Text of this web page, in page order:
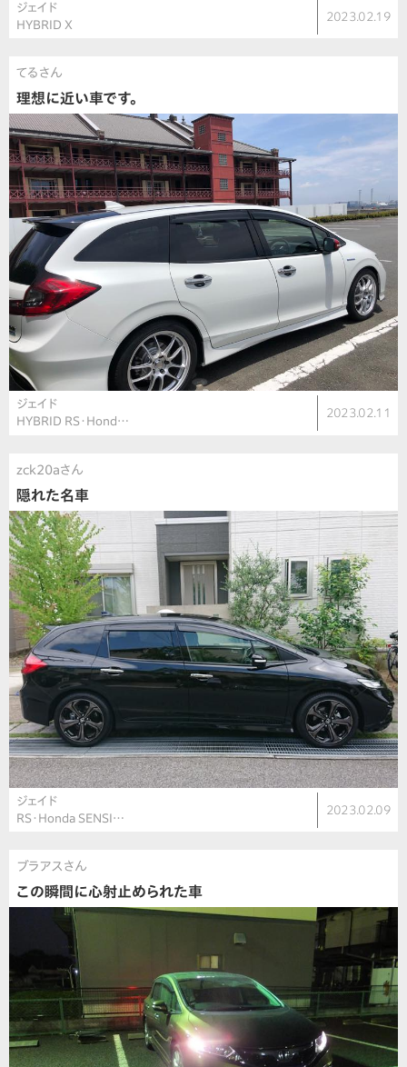
ジェイド
HYBRID X
2023.02.19
てるさん
理想に近い車です。
ジェイド
HYBRID RS・Hond…
2023.02.11
zck20aさん
隠れた名車
ジェイド
RS・Honda SENSI…
2023.02.09
ブラアスさん
この瞬間に心射止められた車